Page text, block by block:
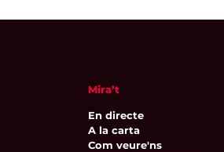
Mira’t
En directe
A la carta
Com veure'ns